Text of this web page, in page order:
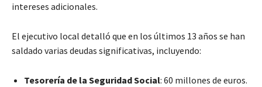
intereses adicionales.
El ejecutivo local detalló que en los últimos 13 años se han
saldado varias deudas significativas, incluyendo:
Tesorería de la Seguridad Social: 60 millones de euros.